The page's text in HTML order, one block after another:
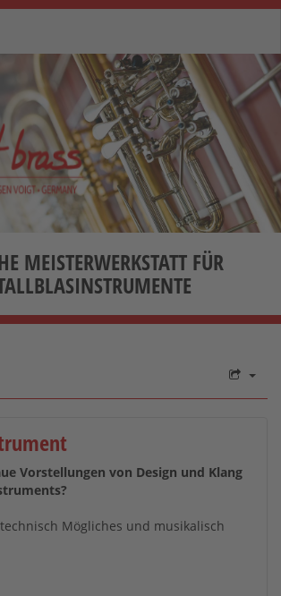
MEISTERWERKSTATT FÜR
Vorstellungen von Design und Klang
Mögliches und musikalisch